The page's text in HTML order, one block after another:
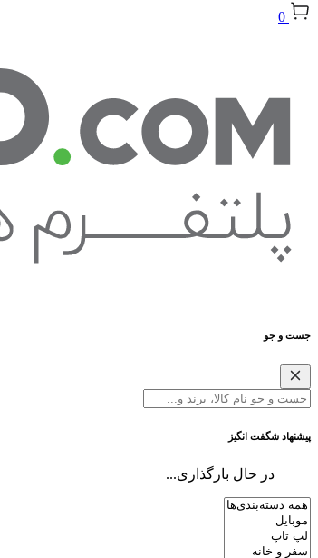
0
جست و جو
پیشنهاد شگفت انگیز
در حال بارگذاری...